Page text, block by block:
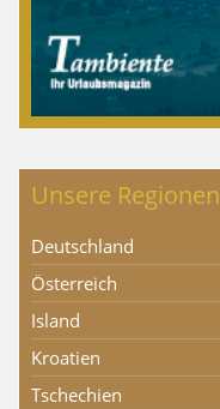
Unsere Regionen
Deutschland
Österreich
Island
Kroatien
Tschechien